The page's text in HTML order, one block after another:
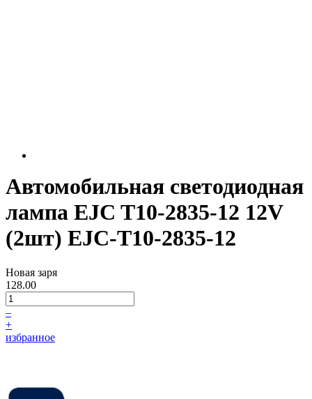
Автомобильная светодиодная
лампа EJC T10-2835-12 12V
(2шт) EJC-T10-2835-12
Новая заря
128.00
–
+
избранное